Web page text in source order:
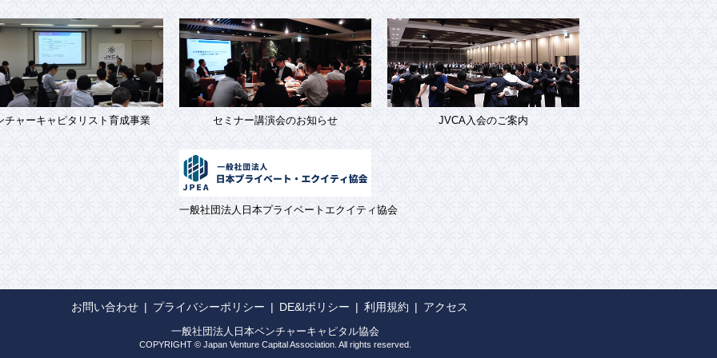
チャーキャピタリスト育成事業 セミナー講演会のお知らせ JVCA入会のご案内
一般社団法人日本プライベートエクイティ協会
お問い合わせ プライバシーポリシー DE&Iポリシー 利用規約 アクセス
一般社団法人日本ベンチャーキャピタル協会
COPYRIGHT © Japan Venture Capital Association. All rights reserved.